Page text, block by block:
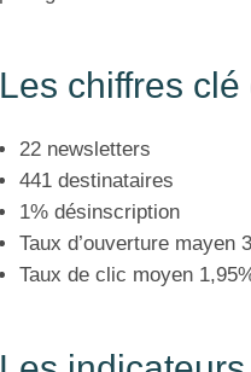
Les chiffres
22 newsletters
441 destinataires
1% désinscription
Taux d’ouverture mayen
Taux de clic moyen